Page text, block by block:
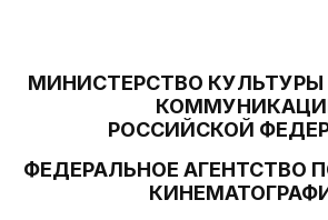
МИНИСТЕРСТВО
РОССИЙСКОЙ
ФЕДЕРАЛЬНОЕ АГЕНТСТВО